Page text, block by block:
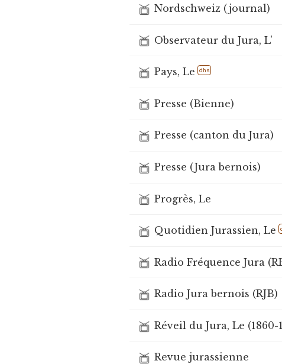
Nordschweiz (journal)
Observateur du Jura, L'
Pays, Le dhs
Presse (Bienne)
Presse (canton du Jura)
Presse (Jura bernois)
Progrès, Le
Quotidien Jurassien, Le
Radio Fréquence Jura
Radio Jura bernois (RJB)
Réveil du Jura, Le (1860-
Revue jurassienne